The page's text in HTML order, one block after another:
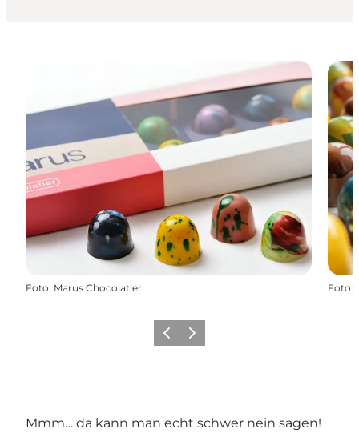
Foto: Marus Chocolatier Foto:
ZurückWeiter
Mmm… da kann man echt schwer nein sagen!